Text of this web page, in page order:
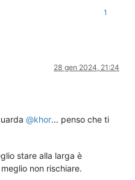
1
28 gen 2024, 21:24
@khor... penso che ti
stare alla larga è
non rischiare.